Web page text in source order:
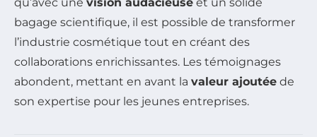
bagage scientifique, il est possible de transformer
l’industrie cosmétique tout en créant des
collaborations enrichissantes. Les témoignages
abondent, mettant en avant la valeur ajoutée de
son expertise pour les jeunes entreprises.